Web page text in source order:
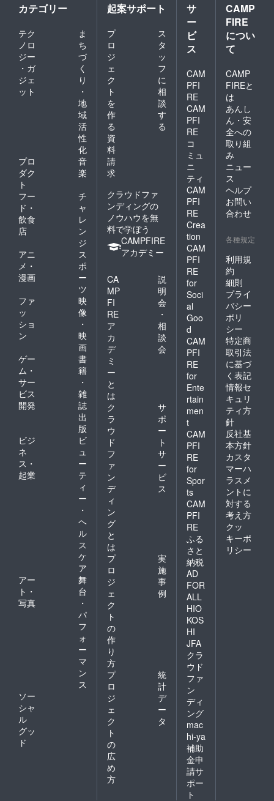
カテゴリー
テク
ノロ
ジー
・ガ
ジェ
ット
ま
ち
づ
く
り
・
地
域
活
性
化
プロ
ダク
ト
音
楽
フー
ド・
飲食
店
チ
ャ
レ
ン
ジ
アニ
メ・
漫画
ス
ポ
ー
ツ
ファ
ッ
ショ
ン
映
像
・
映
画
ゲー
ム・
サー
ビス
開発
書
籍
・
雑
誌
出
版
ビジ
ネ
ス・
起業
ビ
ュ
ー
テ
ィ
ー
・
ヘ
ル
ス
ケ
ア
アー
ト・
写真
舞
台
・
パ
フ
ォ
ー
マ
ン
ス
ソー
シャ
ル
グッ
ド
起案サポート
プ
ロ
ジ
ェ
ク
ト
を
作
る
ス
タ
ッ
フ
に
相
談
す
る
資
料
請
求
クラウドファ
ンディングの
ノウハウを無
料で学ぼう
CAMPFIRE
アカデミー
CA
MP
FI
RE
ア
カ
デ
ミ
ー
と
は
説
明
会
・
相
談
会
ク
ラ
ウ
ド
フ
ァ
ン
デ
ィ
ン
グ
と
は
サ
ポ
ー
ト
サ
ー
ビ
ス
プ
ロ
ジ
ェ
ク
ト
の
作
り
方
実
施
事
例
プ
ロ
ジ
ェ
ク
ト
の
広
め
方
統
計
デ
ー
タ
サ
ー
ビ
ス
CAM
PFI
RE
CAM
PFI
RE
コ
ミュ
ニ
ティ
CAM
PFI
RE
Crea
tion
CAM
PFI
RE
for
Soci
al
Goo
d
CAM
PFI
RE
for
Ente
rtain
men
t
CAM
PFI
RE
for
Spor
ts
CAM
PFI
RE
ふる
さと
納税
AD
FOR
ALL
HIO
KOS
HI
JFA
クラ
ウド
ファ
ン
ディ
ング
mac
hi-ya
補助
金申
請サ
ポー
ト
CAMP
FIRE
につい
て
CAMP
FIREと
は
あんし
ん・安
全への
取り組
み
ニュー
ス
ヘルプ
お問い
合わせ
各種規定
利用規
約
細則
プライ
バシー
ポリ
シー
特定商
取引法
に基づ
く表記
情報セ
キュリ
ティ方
針
反社基
本方針
カスタ
マーハ
ラスメ
ントに
対する
考え方
クッ
キーポ
リシー